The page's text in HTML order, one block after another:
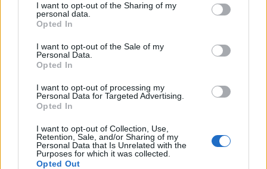
I want to opt-out of the Sharing of my
personal data.
Opted In
I want to opt-out of the Sale of my
Personal Data.
Opted In
I want to opt-out of processing my
Personal Data for Targeted Advertising.
Opted In
I want to opt-out of Collection, Use,
Retention, Sale, and/or Sharing of my
Personal Data that Is Unrelated with the
Purposes for which it was collected.
Opted Out
Panna és a szép szerelmek mítosza 3.
Képtelenek vagyunk felnőni a felnőtt élet